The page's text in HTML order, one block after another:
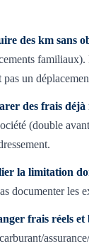
des km sans
pas un
des frais déjà
(double
la limitation
documenter les
frais réels et